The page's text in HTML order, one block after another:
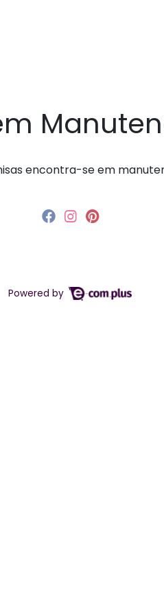
encontra-se em
Powered by